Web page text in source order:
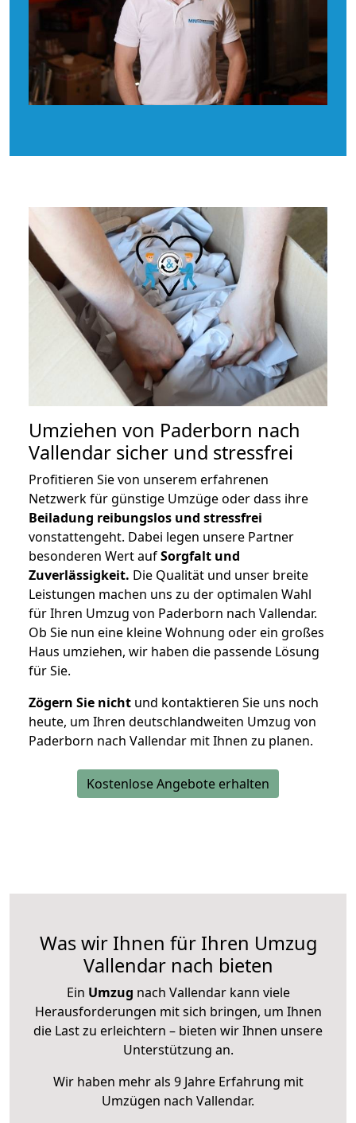
Umziehen von Paderborn nach
Vallendar sicher und stressfrei
Profitieren Sie von unserem erfahrenen
Netzwerk für günstige Umzüge oder dass ihre
Beiladung reibungslos und stressfrei
vonstattengeht. Dabei legen unsere Partner
besonderen Wert aufSorgfalt und
Zuverlässigkeit. Die Qualität und unser breite
Leistungen machen uns zu der optimalen Wahl
für Ihren Umzug von Paderborn nach Vallendar.
Ob Sie nun eine kleine Wohnung oder ein großes
Haus umziehen, wir haben die passende Lösung
für Sie.
Zögern Sie nicht und kontaktieren Sie uns noch
heute, um Ihren deutschlandweiten Umzug von
Paderborn nach Vallendar mit Ihnen zu planen.
Kostenlose Angebote erhalten
Was wir Ihnen für Ihren Umzug
Vallendar nach bieten
Ein Umzug nach Vallendar kann viele
Herausforderungen mit sich bringen, um Ihnen
die Last zu erleichtern – bieten wir Ihnen unsere
Unterstützung an.
Wir haben mehr als 9 Jahre Erfahrung mit
Umzügen nach Vallendar.